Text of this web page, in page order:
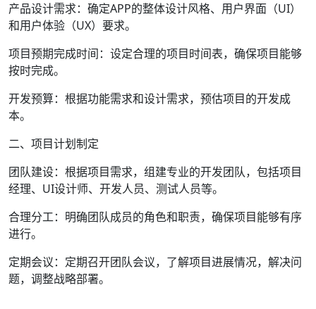
产品设计需求：确定APP的整体设计风格、用户界面（UI）
和用户体验（UX）要求。
项目预期完成时间：设定合理的项目时间表，确保项目能够
按时完成。
开发预算：根据功能需求和设计需求，预估项目的开发成
本。
二、项目计划制定
团队建设：根据项目需求，组建专业的开发团队，包括项目
经理、UI设计师、开发人员、测试人员等。
合理分工：明确团队成员的角色和职责，确保项目能够有序
进行。
定期会议：定期召开团队会议，了解项目进展情况，解决问
题，调整战略部署。